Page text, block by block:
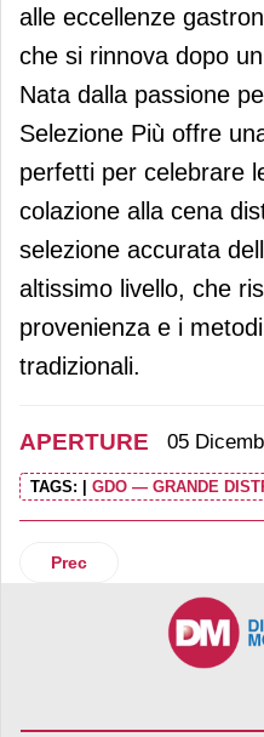
alle eccellenze
che si rinnova dopo
Nata dalla passione
Selezione Più offre
perfetti per celebrare
colazione alla cena
selezione accurata
altissimo livello, che
provenienza e i
tradizionali.
APERTURE 05
TAGS: | GDO — GRANDE
Articolo precedente:
Prec